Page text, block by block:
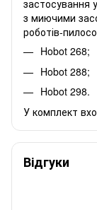
застосування
з миючими
роботів-
Hobot 268;
Hobot 288;
Hobot 298.
У комплект
Відгуки